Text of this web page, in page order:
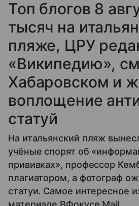
Топ блогов 8
тысяч на
пляже, ЦРУ
«Википедию»,
Хабаровском и
воплощение
статуй
На итальянский пляж
учёные спорят об
прививках», профессор
плагиатором, а фотограф
статуи. Самое интересное